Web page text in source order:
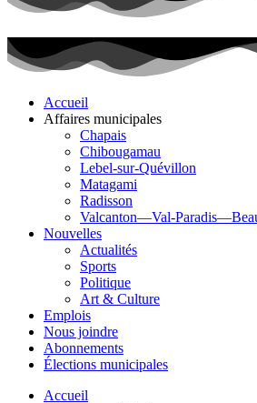
Accueil
Affaires municipales
Chapais
Chibougamau
Lebel-sur-Quévillon
Matagami
Radisson
Valcanton—Val-
Nouvelles
Actualités
Sports
Politique
Art & Culture
Emplois
Nous joindre
Abonnements
Élections municipales
Accueil